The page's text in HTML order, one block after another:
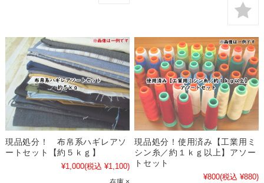
現品処分！ 布帛系ハギレアソ
ートセット【約５ｋｇ】
¥1,000(税込 ¥1,100)
現品処分！使用済み【工業用ミ
シン糸／約１ｋｇ以上】アソー
トセット
¥800(税込 ¥880)